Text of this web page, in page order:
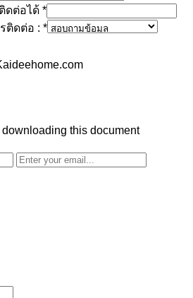
ดต่อได้ *
ติดต่อ : *
this document